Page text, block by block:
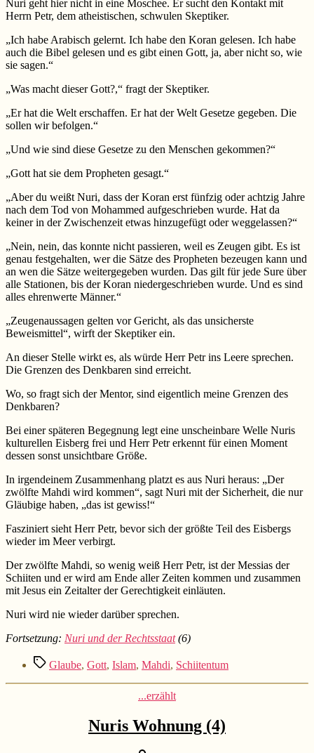
Nuri geht hier nicht in eine Moschee. Er sucht den Kontakt mit
Herrn Petr, dem atheistischen, schwulen Skeptiker.
„Ich habe Arabisch gelernt. Ich habe den Koran gelesen. Ich habe
auch die Bibel gelesen und es gibt einen Gott, ja, aber nicht so, wie
sie sagen.“
„Was macht dieser Gott?,“ fragt der Skeptiker.
„Er hat die Welt erschaffen. Er hat der Welt Gesetze gegeben. Die
sollen wir befolgen.“
„Und wie sind diese Gesetze zu den Menschen gekommen?“
„Gott hat sie dem Propheten gesagt.“
„Aber du weißt Nuri, dass der Koran erst fünfzig oder achtzig Jahre
nach dem Tod von Mohammed aufgeschrieben wurde. Hat da
keiner in der Zwischenzeit etwas hinzugefügt oder weggelassen?“
„Nein, nein, das konnte nicht passieren, weil es Zeugen gibt. Es ist
genau festgehalten, wer die Sätze des Propheten bezeugen kann und
an wen die Sätze weitergegeben wurden. Das gilt für jede Sure über
alle Stationen, bis der Koran niedergeschrieben wurde. Und es sind
alles ehrenwerte Männer.“
„Zeugenaussagen gelten vor Gericht, als das unsicherste
Beweismittel“, wirft der Skeptiker ein.
An dieser Stelle wirkt es, als würde Herr Petr ins Leere sprechen.
Die Grenzen des Denkbaren sind erreicht.
Wo, so fragt sich der Mentor, sind eigentlich meine Grenzen des
Denkbaren?
Bei einer späteren Begegnung legt eine unscheinbare Welle Nuris
kulturellen Eisberg frei und Herr Petr erkennt für einen Moment
dessen sonst unsichtbare Größe.
In irgendeinem Zusammenhang platzt es aus Nuri heraus: „Der
zwölfte Mahdi wird kommen“, sagt Nuri mit der Sicherheit, die nur
Gläubige haben, „das ist gewiss!“
Fasziniert sieht Herr Petr, bevor sich der größte Teil des Eisbergs
wieder im Meer verbirgt.
Der zwölfte Mahdi, so wenig weiß Herr Petr, ist der Messias der
Schiiten und er wird am Ende aller Zeiten kommen und zusammen
mit Jesus ein Zeitalter der Gerechtigkeit einläuten.
Nuri wird nie wieder darüber sprechen.
Fortsetzung: Nuri und der Rechtsstaat(6)
Schlagwörter
Glaube, Gott, Islam, Mahdi, Schiitentum
Kategorien
...erzählt
Nuris Wohnung (4)